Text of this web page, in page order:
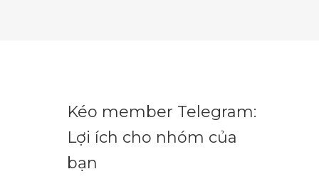
Kéo member Telegram:
Lợi ích cho nhóm của
bạn